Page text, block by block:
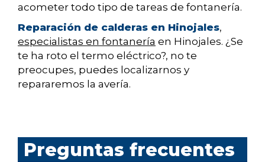
acometer todo tipo de tareas de fontanería.
Reparación de calderas en Hinojales,
especialistas en fontanería en Hinojales. ¿Se
te ha roto el termo eléctrico?, no te
preocupes, puedes localizarnos y
repararemos la avería.
Preguntas frecuentes